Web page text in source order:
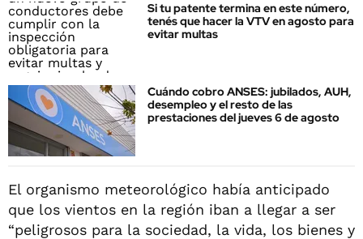
Si tu patente termina en este número,
tenés que hacer la VTV en agosto para
evitar multas
Cuándo cobro ANSES: jubilados, AUH,
desempleo y el resto de las
prestaciones del jueves 6 de agosto
El organismo meteorológico había anticipado
que los vientos en la región iban a llegar a ser
“peligrosos para la sociedad, la vida, los bienes y